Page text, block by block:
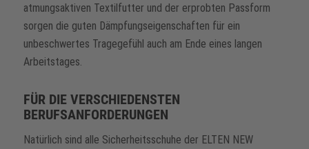
atmungsaktiven Textilfutter und der erprobten Passform
sorgen die guten Dämpfungseigenschaften für ein
unbeschwertes Tragegefühl auch am Ende eines langen
Arbeitstages.
FÜR DIE VERSCHIEDENSTEN
BERUFSANFORDERUNGEN
Natürlich sind alle Sicherheitsschuhe der ELTEN NEW